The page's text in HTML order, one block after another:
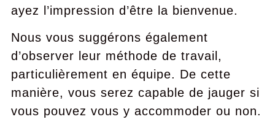
ayez l’impression d’être la bienvenue.
Nous vous suggérons également
d’observer leur méthode de travail,
particulièrement en équipe. De cette
manière, vous serez capable de jauger si
vous pouvez vous y accommoder ou non.